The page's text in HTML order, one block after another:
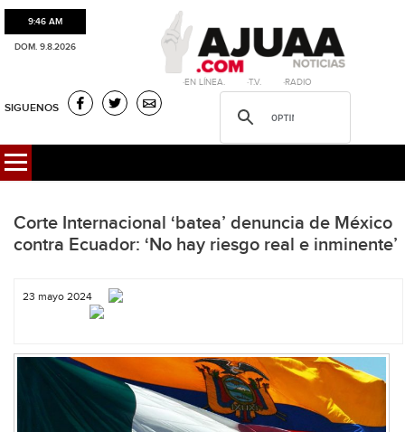
9:46 AM
DOM. 9.8.2026
·EN LÍNEA. ·T.V. ·RADIO
SIGUENOS
Corte Internacional ‘batea’ denuncia de México
contra Ecuador: ‘No hay riesgo real e inminente’
23 mayo 2024